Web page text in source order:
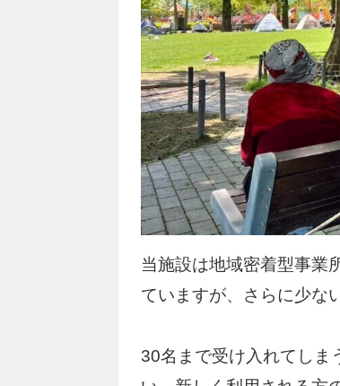
当施設は地域密着型事業
ていますが、さらに少な
30名まで受け入れてしま